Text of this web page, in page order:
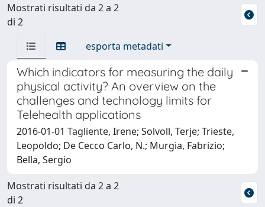
Mostrati risultati da 2 a 2
di 2
esporta metadati
Which indicators for measuring the daily
physical activity? An overview on the
challenges and technology limits for
Telehealth applications
2016-01-01 Tagliente, Irene; Solvoll, Terje; Trieste,
Leopoldo; De Cecco Carlo, N.; Murgia, Fabrizio;
Bella, Sergio
Mostrati risultati da 2 a 2
di 2